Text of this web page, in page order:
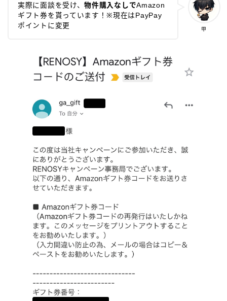
甲
実際に面談を受け、物件購入なしでAmazon
ギフト券を貰っています！※現在はPayPay
ポイントに変更